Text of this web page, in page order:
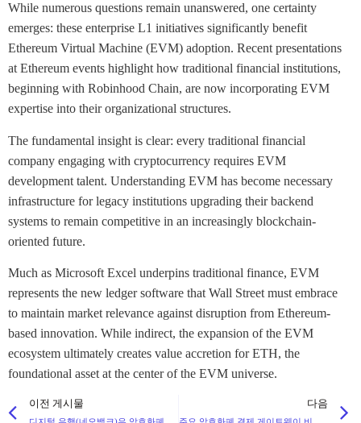
While numerous questions remain unanswered, one certainty
emerges: these enterprise L1 initiatives significantly benefit
Ethereum Virtual Machine (EVM) adoption. Recent presentations
at Ethereum events highlight how traditional financial institutions,
beginning with Robinhood Chain, are now incorporating EVM
expertise into their organizational structures.
The fundamental insight is clear: every traditional financial
company engaging with cryptocurrency requires EVM
development talent. Understanding EVM has become necessary
infrastructure for legacy institutions upgrading their backend
systems to remain competitive in an increasingly blockchain-
oriented future.
Much as Microsoft Excel underpins traditional finance, EVM
represents the new ledger software that Wall Street must embrace
to maintain market relevance against disruption from Ethereum-
based innovation. While indirect, the expansion of the EVM
ecosystem ultimately creates value accretion for ETH, the
foundational asset at the center of the EVM universe.
이전 게시물 다음